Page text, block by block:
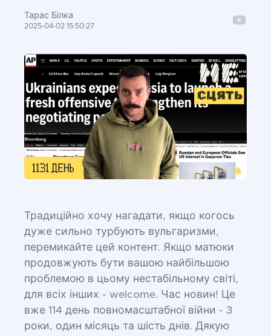
Тарас Білка
2025-04-02 15:50:27
Традиційно хочу нагадати, якщо когось
дуже сильно турбують вульгаризми,
перемикайте цей контент. Якщо матюки
продовжують бути вашою найбільшою
проблемою в цьому нестабільному світі,
для всіх інших - welcome. Час новин! Це
вже 114 день повномасштабної війни - 3
роки, один місяць та шість днів. Дякую